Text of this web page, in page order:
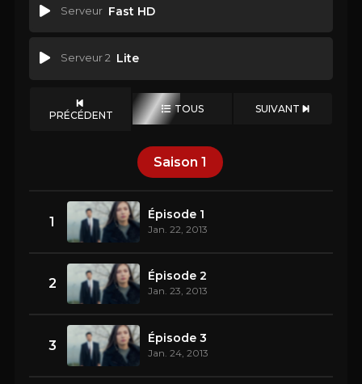
Serveur Fast HD
Serveur 2 Lite
PRÉCÉDENT TOUS SUIVANT
Saison 1
1 Épisode 1
Jan. 22, 2013
2 Épisode 2
Jan. 23, 2013
3 Épisode 3
Jan. 24, 2013